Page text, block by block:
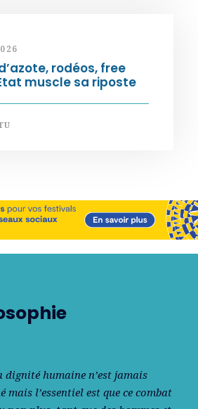
rodéos, free
muscle sa riposte
dignité humaine n’est jamais
mais l’essentiel est que ce combat